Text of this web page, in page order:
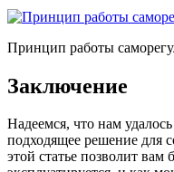
Принцип работы
Заключение
Надеемся, что нам
подходящее решение для
этой статье позволит вам